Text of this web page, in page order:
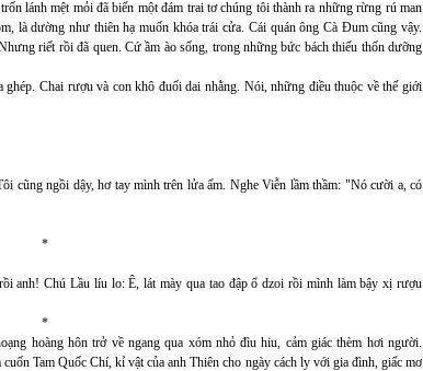
lánh mệt mỏi đã biến một đám trai tơ chúng tôi thành ra những rừng rú man
là dường như thiên hạ muốn khóa trái cửa. Cái quán ông Cà Đum cũng vậy.
riết rồi đã quen. Cứ ầm ào sống, trong những bức bách thiếu thốn dưỡng
Chai rượu và con khô đuối dai nhằng. Nói, những điều thuộc về thế giới
cũng ngồi dậy, hơ tay mình trên lửa ấm. Nghe Viễn lầm thầm: "Nó cười a, có
*
anh! Chú Lầu líu lo: Ê, lát mày qua tao đập ổ dzoi rồi mình làm bậy xị rượu
*
hoàng hôn trở về ngang qua xóm nhỏ đìu hiu, cảm giác thèm hơi người.
Tam Quốc Chí, kỉ vật của anh Thiên cho ngày cách ly với gia đình, giấc mơ